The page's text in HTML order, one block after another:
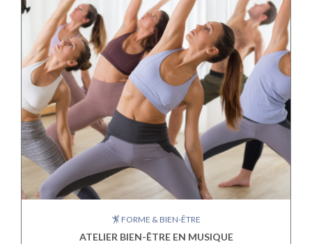
FORME & BIEN-ÊTRE
ATELIER BIEN-ÊTRE EN MUSIQUE